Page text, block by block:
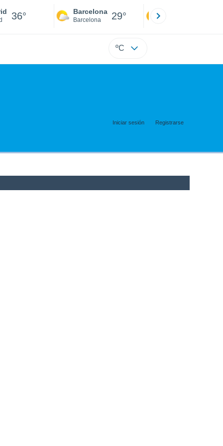
36° Barcelona
Barcelona 29°
ºC
Iniciar sesión Registrarse